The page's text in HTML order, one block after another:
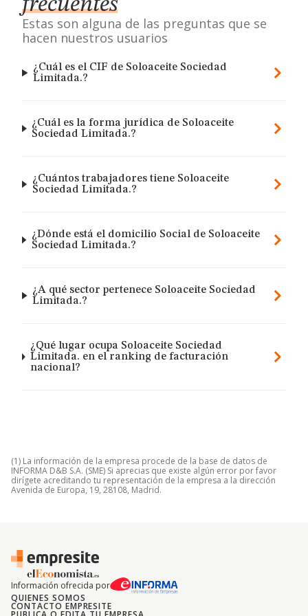
frecuentes
Estas son alguna de las preguntas que se
hacen nuestros usuarios
¿Cuál es el CIF de Soloaceite Sociedad
Limitada.?
¿Cuál es la forma jurídica de Soloaceite
Sociedad Limitada.?
¿Cuántos trabajadores tiene Soloaceite
Sociedad Limitada.?
¿Dónde está el domicilio Social de Soloaceite
Sociedad Limitada.?
¿A qué sector pertenece Soloaceite Sociedad
Limitada.?
¿Qué lugar ocupa Soloaceite Sociedad
Limitada. en el ranking de facturación
nacional?
(1) La información de la empresa procede de la base de datos de
INFORMA D&B S.A. (SME) Si aprecias que existe algún error por favor
dirígete acreditando tu representación de la empresa a la dirección
Avenida de Europa, 19, 28108, Madrid.
Información ofrecida por
QUIENES SOMOS
CONTACTO EMPRESITE